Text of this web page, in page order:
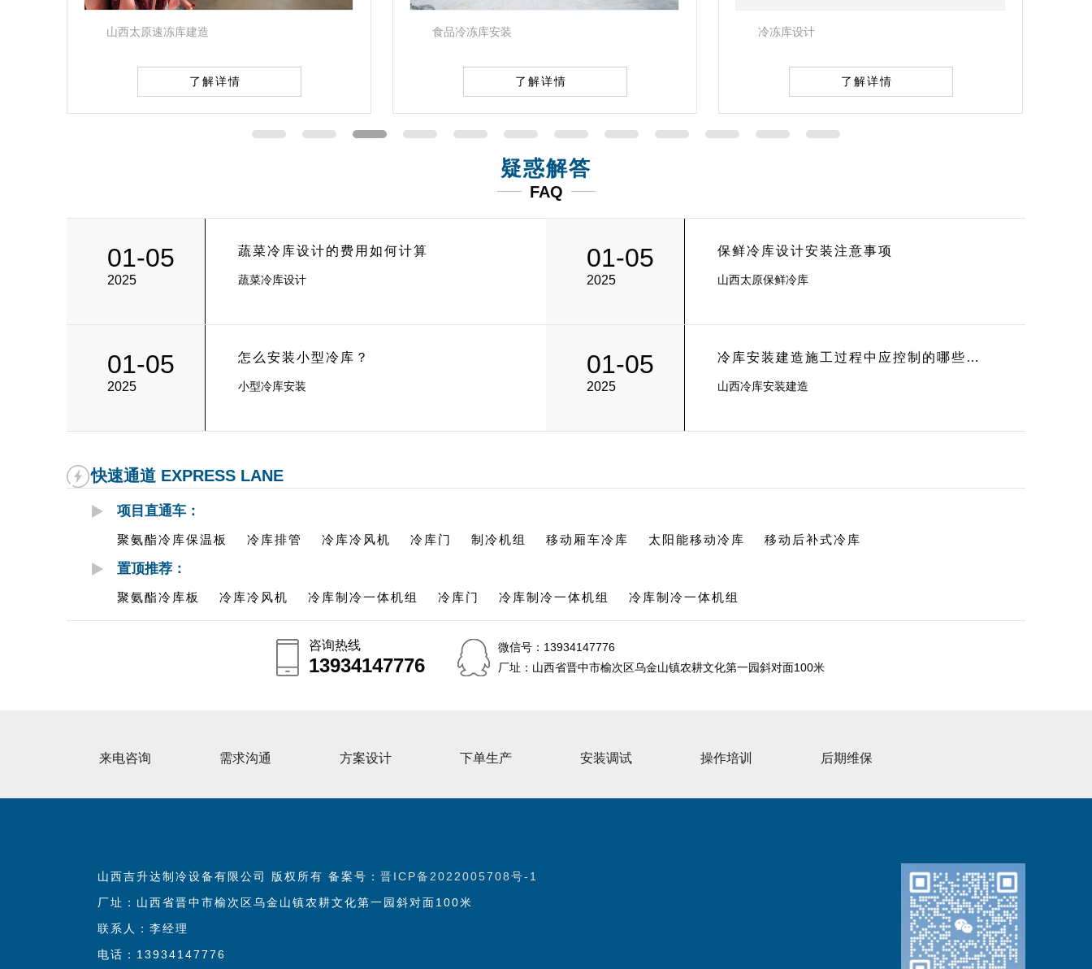
食品冷冻库安装
了解详情
冷冻库设计
了解详情
山西太原保鲜库
了解详情
疑惑解答
FAQ
01-05
2025
蔬菜冷库设计的费用如何计算
蔬菜冷库设计
01-05
2025
保鲜冷库设计安装注意事项
山西太原保鲜冷库
01-05
2025
怎么安装小型冷库？
小型冷库安装
01-05
2025
冷库安装建造施工过程中应控制的哪些事项？
山西冷库安装建造
快速通道 EXPRESS LANE
项目直通车：
聚氨酯冷库保温板 冷库排管 冷库冷风机 冷库门 制冷机组 移动厢车冷库 太阳能移动冷库 移动后补式冷库
置顶推荐：
聚氨酯冷库板 冷库冷风机 冷库制冷一体机组 冷库门 冷库制冷一体机组 冷库制冷一体机组
咨询热线
13934147776
13934147776
微信号：13934147776
厂址：山西省晋中市榆次区乌金山镇农耕文化第一园斜对面100米
来电咨询 需求沟通 方案设计 下单生产 安装调试 操作培训 后期维保
山西吉升达制冷设备有限公司 版权所有 备案号： 晋ICP备2022005708号-1
厂址：山西省晋中市榆次区乌金山镇农耕文化第一园斜对面100米
联系人：李经理
电话：13934147776